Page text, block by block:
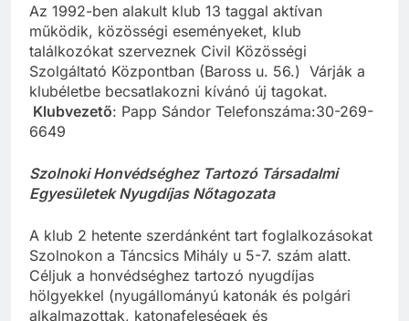
Az 1992-ben alakult klub 13 taggal aktívan
működik, közösségi eseményeket, klub
találkozókat szerveznek Civil Közösségi
Szolgáltató Központban (Baross u. 56.) Várják a
klubéletbe becsatlakozni kívánó új tagokat.
Klubvezető: Papp Sándor Telefonszáma:30-269-
6649
Szolnoki Honvédséghez Tartozó Társadalmi
Egyesületek Nyugdíjas Nőtagozata
A klub 2 hetente szerdánként tart foglalkozásokat
Szolnokon a Táncsics Mihály u 5-7. szám alatt.
Céljuk a honvédséghez tartozó nyugdíjas
hölgyekkel (nyugállományú katonák és polgári
alkalmazottak, katonafeleségek és